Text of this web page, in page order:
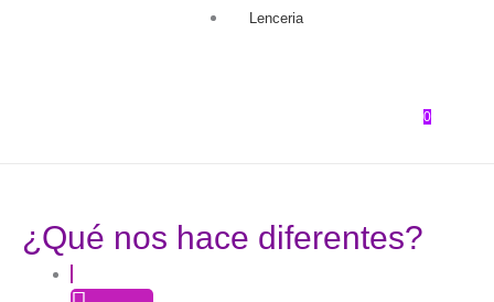
Lenceria
0
¿Qué nos hace diferentes?